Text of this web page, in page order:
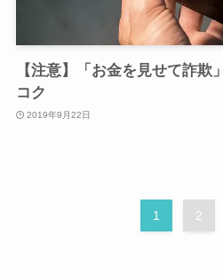
【注意】「お金を見せて詐欺
コク
2019年9月22日
1 2